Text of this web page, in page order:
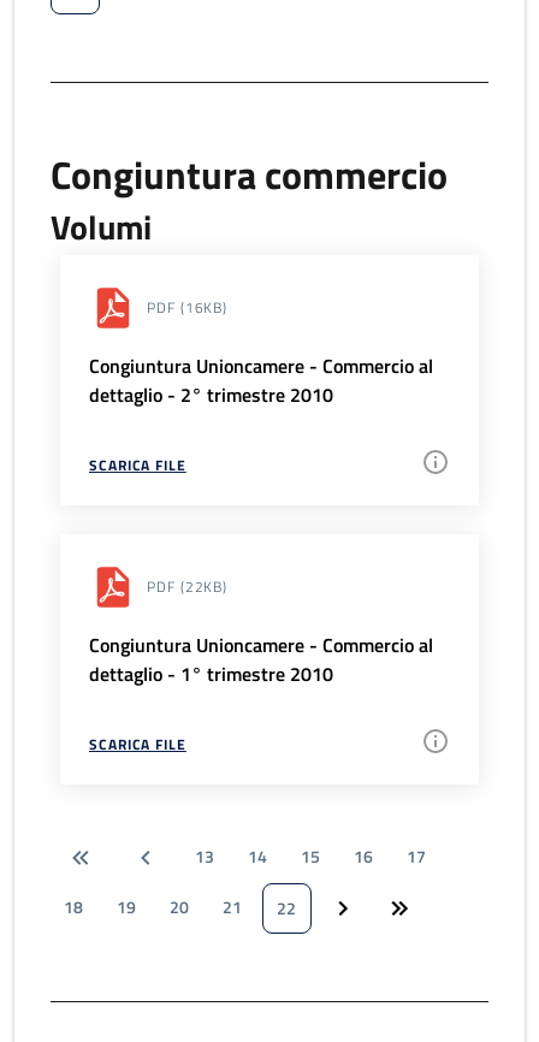
Congiuntura commercio
Volumi
PDF (16KB)
Congiuntura Unioncamere - Commercio al
dettaglio - 2° trimestre 2010
SCARICA FILE
PDF (22KB)
Congiuntura Unioncamere - Commercio al
dettaglio - 1° trimestre 2010
SCARICA FILE
13 14 15 16
17
18
19 20 21 22